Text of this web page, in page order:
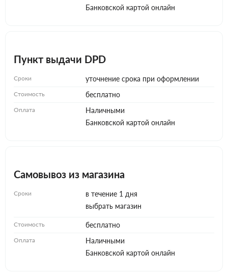
Банковской картой онлайн
Пункт выдачи DPD
Сроки уточнение срока при оформлении
Стоимость бесплатно
Оплата
Наличными
Банковской картой онлайн
Самовывоз из магазина
Сроки
в течение 1 дня
выбрать магазин
Стоимость бесплатно
Оплата
Наличными
Банковской картой онлайн